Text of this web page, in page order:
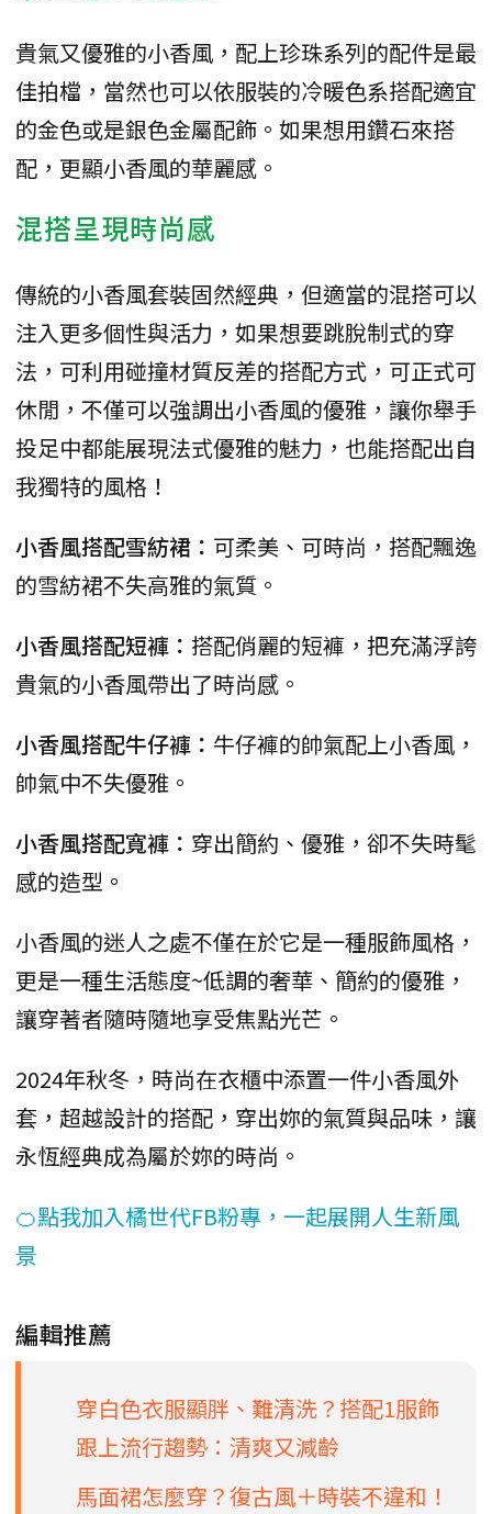
貴氣又優雅的小香風，配上珍珠系列的配件是最
佳拍檔，當然也可以依服裝的冷暖色系搭配適宜
的金色或是銀色金屬配飾。如果想用鑽石來搭
配，更顯小香風的華麗感。
混搭呈現時尚感
傳統的小香風套裝固然經典，但適當的混搭可以
注入更多個性與活力，如果想要跳脫制式的穿
法，可利用碰撞材質反差的搭配方式，可正式可
休閒，不僅可以強調出小香風的優雅，讓你舉手
投足中都能展現法式優雅的魅力，也能搭配出自
我獨特的風格！
小香風搭配雪紡裙： 可柔美、可時尚，搭配飄逸
的雪紡裙不失高雅的氣質。
小香風搭配短褲： 搭配俏麗的短褲，把充滿浮誇
貴氣的小香風帶出了時尚感。
小香風搭配牛仔褲： 牛仔褲的帥氣配上小香風，
帥氣中不失優雅。
小香風搭配寬褲： 穿出簡約、優雅，卻不失時髦
感的造型。
小香風的迷人之處不僅在於它是一種服飾風格，
更是一種生活態度~低調的奢華、簡約的優雅，
讓穿著者隨時隨地享受焦點光芒。
2024年秋冬，時尚在衣櫃中添置一件小香風外
套，超越設計的搭配，穿出妳的氣質與品味，讓
永恆經典成為屬於妳的時尚。
🍊點我加入橘世代FB粉專，一起展開人生新風
景
編輯推薦
穿白色衣服顯胖、難清洗？搭配1服飾
跟上流行趨勢：清爽又減齡
馬面裙怎麼穿？復古風＋時裝不違和！